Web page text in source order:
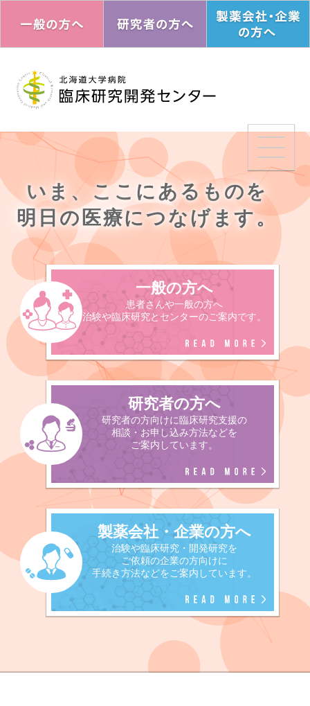
メインコンテンツへ
医療・ヘルスサイエンス研究開発機
構（HELIOS）TOP
センターのご案内
教育・研修・イベント
治験の審査・手続き
臨床研究の審査
ENGLISH
いま、ここにあるものを
明日の医療につなげます。
一般の方へ
患者さんや一般の方へ
治験や臨床研究とセンターのご案内です。
研究者の方へ
研究者の方向けに臨床研究支援の
相談・お申し込み方法などを
ご案内しています。
製薬会社・企業の方へ
治験や臨床研究・開発研究を
ご依頼の企業の方向けに
手続き方法などをご案内しています。